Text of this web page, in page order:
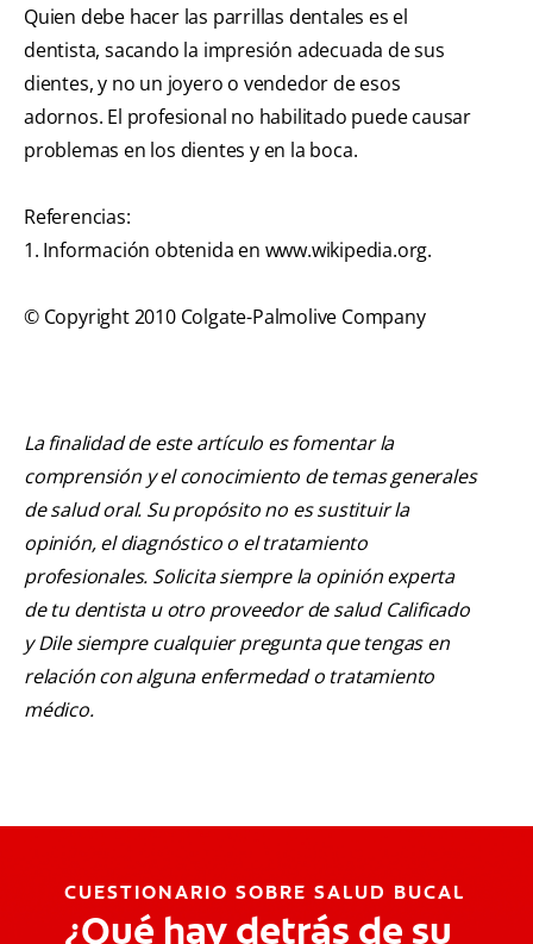
Quien debe hacer las parrillas dentales es el
dentista, sacando la impresión adecuada de sus
dientes, y no un joyero o vendedor de esos
adornos. El profesional no habilitado puede causar
problemas en los dientes y en la boca.
Referencias:
1. Información obtenida en www.wikipedia.org.
© Copyright 2010 Colgate-Palmolive Company
La finalidad de este artículo es fomentar la
comprensión y el conocimiento de temas generales
de salud oral. Su propósito no es sustituir la
opinión, el diagnóstico o el tratamiento
profesionales. Solicita siempre la opinión experta
de tu dentista u otro proveedor de salud Calificado
y Dile siempre cualquier pregunta que tengas en
relación con alguna enfermedad o tratamiento
médico.
CUESTIONARIO SOBRE SALUD BUCAL
¿Qué hay detrás de su